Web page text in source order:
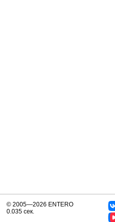
© 2005—2026 ENTERO
0.035 сек.